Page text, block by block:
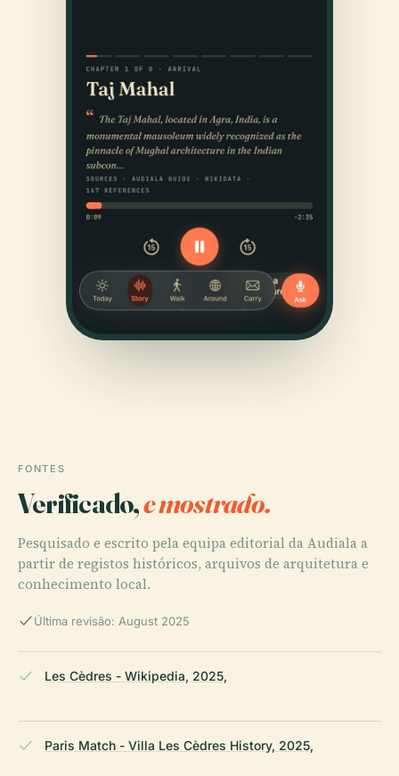
FONTES
Verificado,e mostrado.
Pesquisado e escrito pela equipa editorial da Audiala a
partir de registos históricos, arquivos de arquitetura e
conhecimento local.
Última revisão: August 2025
Les Cèdres - Wikipedia, 2025,
Paris Match - Villa Les Cèdres History, 2025,